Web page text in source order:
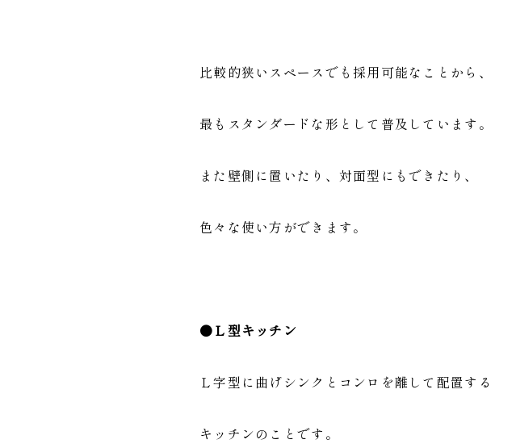
比較的狭いスペースでも採用可能なことから、
最もスタンダードな形として普及しています。
また壁側に置いたり、対面型にもできたり、
色々な使い方ができます。
●Ｌ型キッチン
Ｌ字型に曲げシンクとコンロを離して配置する
キッチンのことです。